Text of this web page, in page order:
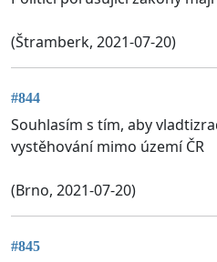
(Štramberk, 2021-07-20)
#844
Souhlasím s tím, aby
vystěhování mimo území ČR
(Brno, 2021-07-20)
#845